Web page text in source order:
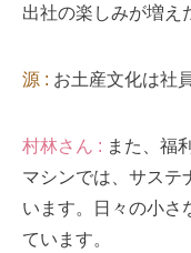
出社の楽しみが増え
源 : お土産文化は社
村林さん : また、福
マシンでは、サステ
います。日々の小さ
ています。